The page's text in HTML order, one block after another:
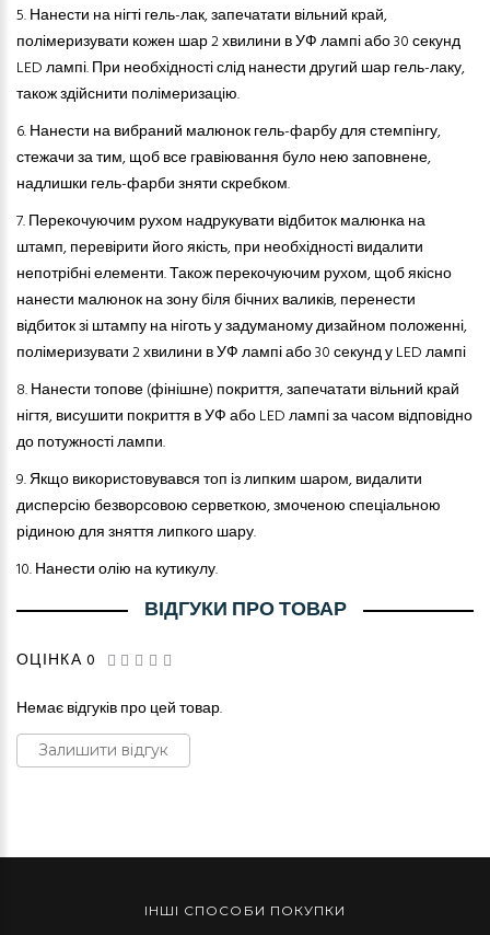
5.Нанести на нігті гель-лак, запечатати вільний край,
полімеризувати кожен шар 2 хвилини в УФ лампі або 30 секунд
LED лампі. При необхідності слід нанести другий шар гель-лаку,
також здійснити полімеризацію.
6.Нанести на вибраний малюнок гель-фарбу для стемпінгу,
стежачи за тим, щоб все гравіювання було нею заповнене,
надлишки гель-фарби зняти скребком.
7.Перекочуючим рухом надрукувати відбиток малюнка на
штамп, перевірити його якість, при необхідності видалити
непотрібні елементи. Також перекочуючим рухом, щоб якісно
нанести малюнок на зону біля бічних валиків, перенести
відбиток зі штампу на ніготь у задуманому дизайном положенні,
полімеризувати 2 хвилини в УФ лампі або 30 секунд у LED лампі
8.Нанести топове (фінішне) покриття, запечатати вільний край
нігтя, висушити покриття в УФ або LED лампі за часом відповідно
до потужності лампи.
9.Якщо використовувався топ із липким шаром, видалити
дисперсію безворсовою серветкою, змоченою спеціальною
рідиною для зняття липкого шару.
10.Нанести олію на кутикулу.
ВІДГУКИ ПРО ТОВАР
ОЦІНКА 0
Немає відгуків про цей товар.
Залишити відгук
ІНШІ СПОСОБИ ПОКУПКИ